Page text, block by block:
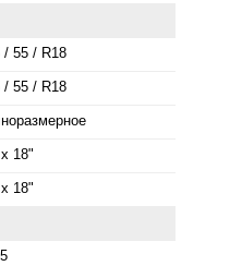
/ 55 / R18
/ 55 / R18
18"
18"